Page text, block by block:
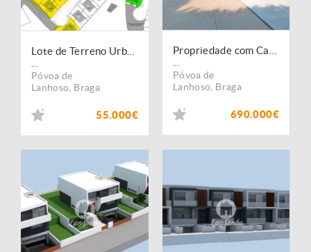
Póvoa de
Lanhoso Braga
55.000€
Póvoa de
Lanhoso Braga
690.000€